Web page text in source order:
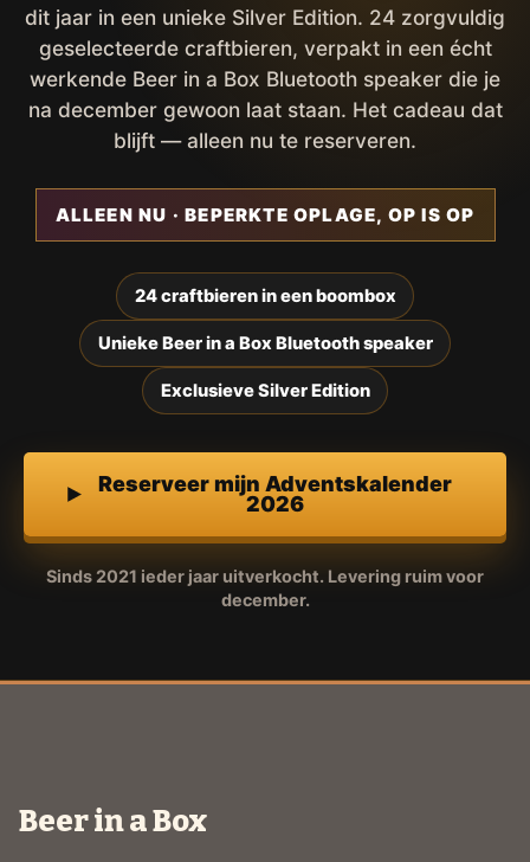
dit jaar in een unieke Silver Edition. 24 zorgvuldig
geselecteerde craftbieren, verpakt in een écht
werkende Beer in a Box Bluetooth speaker die je
na december gewoon laat staan. Het cadeau dat
blijft — alleen nu te reserveren.
ALLEEN NU · BEPERKTE OPLAGE, OP IS OP
24 craftbieren in een boombox
Unieke Beer in a Box Bluetooth speaker
Exclusieve Silver Edition
Reserveer mijn Adventskalender
2026
Sinds 2021 ieder jaar uitverkocht. Levering ruim voor
december.
Beer in a Box